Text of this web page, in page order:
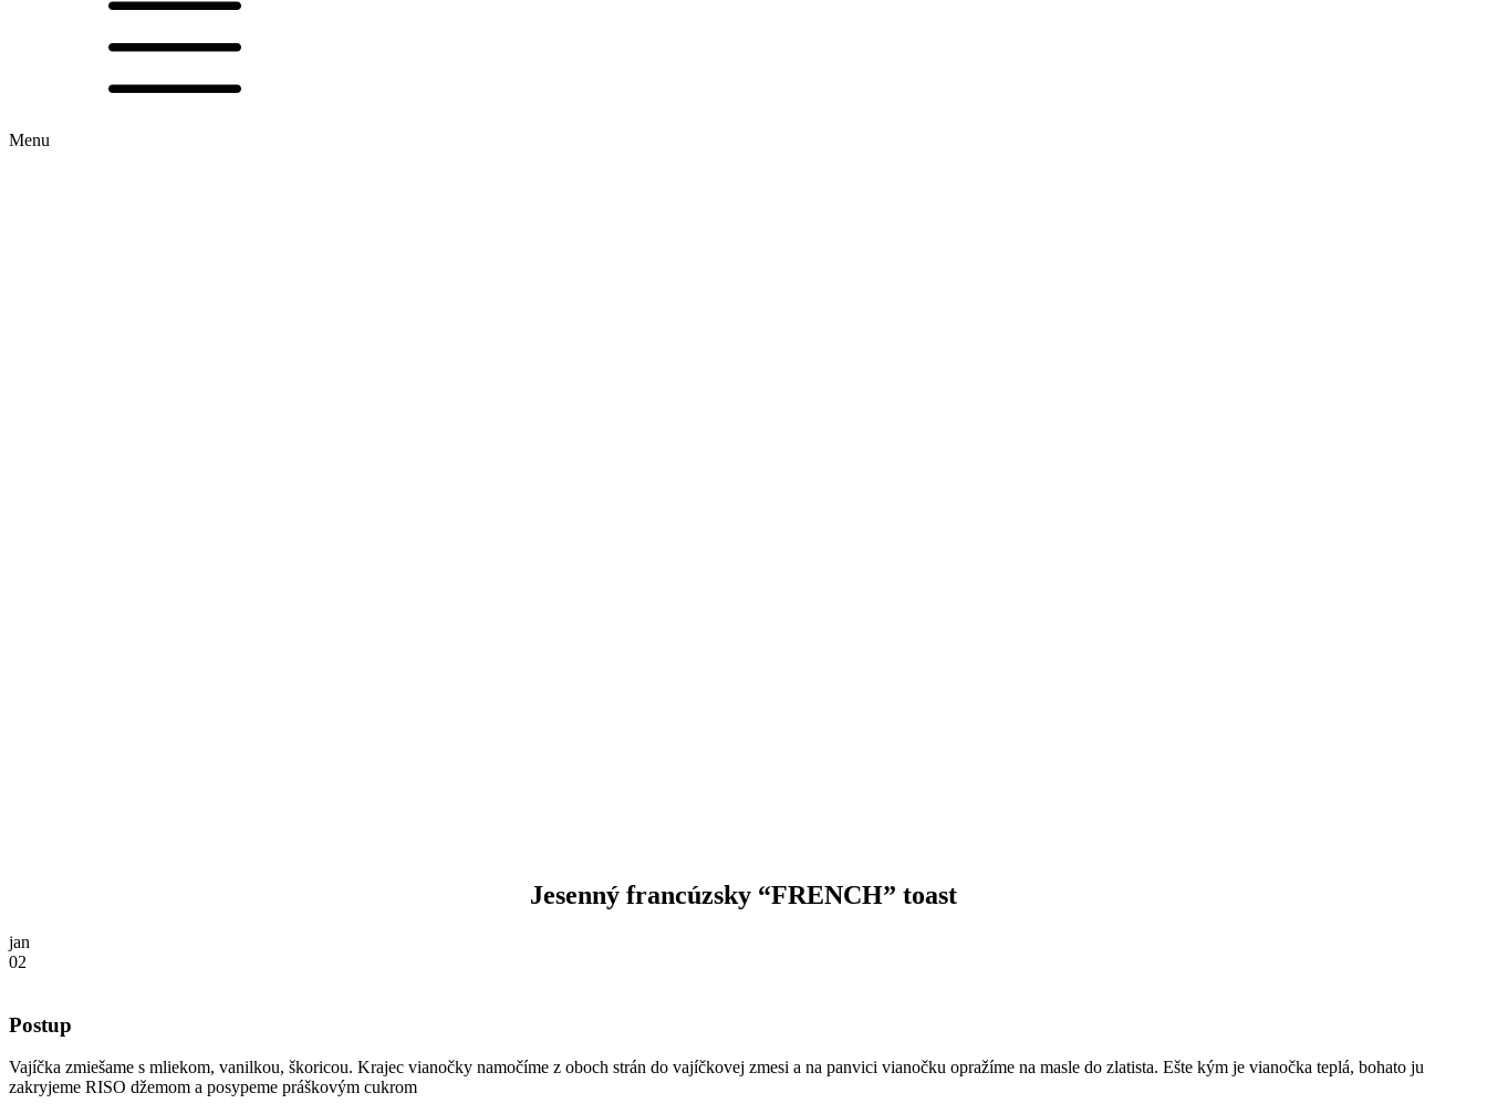
Menu
Jesenný francúzsky “FRENCH” toast
jan
02
Postup
Vajíčka zmiešame s mliekom, vanilkou, škoricou. Krajec vianočky namočíme z oboch strán do vajíčkovej zmesi a na panvici vianočku opražíme na masle do zlatista. Ešte kým je vianočka teplá, bohato ju
zakryjeme RISO džemom a posypeme práškovým cukrom